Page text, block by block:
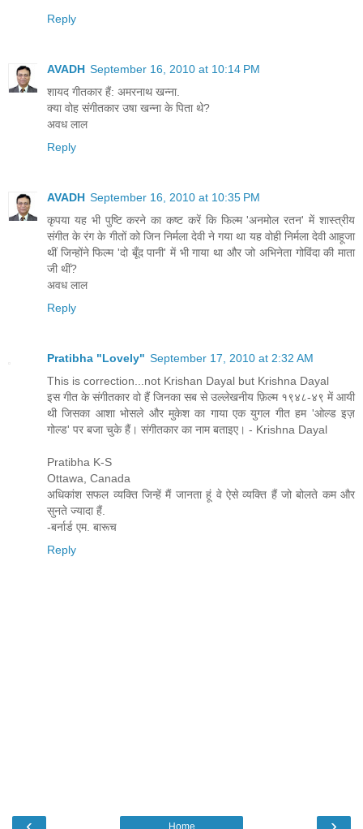
Reply
AVADH September 16, 2010 at 10:14 PM
शायद गीतकार हैं: अमरनाथ खन्ना.
क्या वोह संगीतकार उषा खन्ना के पिता थे?
अवध लाल
Reply
AVADH September 16, 2010 at 10:35 PM
कृपया यह भी पुष्टि करने का कष्ट करें कि फिल्म 'अनमोल रतन' में शास्त्रीय
संगीत के रंग के गीतों को जिन निर्मला देवी ने गया था यह वोही निर्मला देवी आहूजा
थीं जिन्होंने फिल्म 'दो बूँद पानी' में भी गाया था और जो अभिनेता गोविंदा की माता
जी थीं?
अवध लाल
Reply
Pratibha "Lovely" September 17, 2010 at 2:32 AM
This is correction...not Krishan Dayal but Krishna Dayal
इस गीत के संगीतकार वो हैं जिनका सब से उल्लेखनीय फ़िल्म १९४८-४९ में आयी
थी जिसका आशा भोसले और मुकेश का गाया एक युगल गीत हम 'ओल्ड इज़
गोल्ड' पर बजा चुके हैं। संगीतकार का नाम बताइए। - Krishna Dayal
Pratibha K-S
Ottawa, Canada
अधिकांश सफल व्यक्ति जिन्हें मैं जानता हूं वे ऐसे व्यक्ति हैं जो बोलते कम और
सुनते ज्यादा हैं.
-बर्नार्ड एम. बारूच
Reply
Home